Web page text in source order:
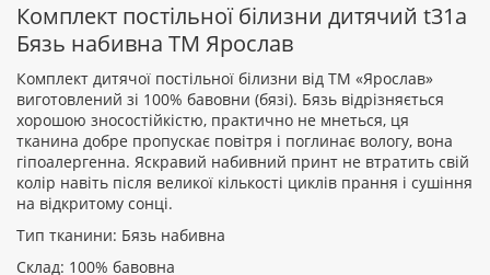
Комплект постільної білизни дитячий t31a
Бязь набивна ТМ Ярослав
Комплект дитячої постільної білизни від ТМ «Ярослав»
виготовлений зі 100% бавовни (бязі). Бязь відрізняється
хорошою зносостійкістю, практично не мнеться, ця
тканина добре пропускає повітря і поглинає вологу, вона
гіпоалергенна. Яскравий набивний принт не втратить свій
колір навіть після великої кількості циклів прання і сушіння
на відкритому сонці.
Тип тканини: Бязь набивна
Склад: 100% бавовна
Рейтинг:
ПРОДОВЖИТИ